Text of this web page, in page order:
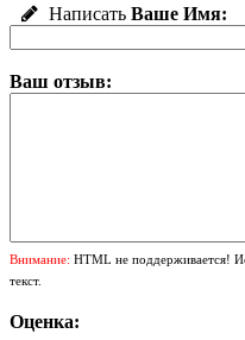
Написать Ваше Имя:
Ваш отзыв:
Внимание: HTML не поддерживается!
текст.
Оценка: